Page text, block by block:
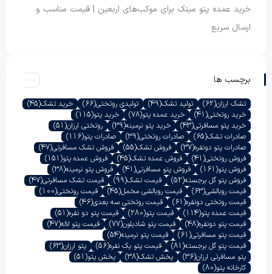
خرید عمده پتو مینک برای موکب‌های اربعین | قیمت مناسب و
ارسال سریع
برچسب ها
تشک ارزان(62) تولید تشک(49) تولیدی روتختی(66) خرید تشک(45)
خرید روتختی(41) خرید عمده پتو(78) خرید پتو(115)
خرید پتو مسافرتی(43) خرید پتو نرمینه(39) روتختی ارزان(51)
صادرات تشک(65) صادرات روتختی(39) صادرات پتو(116)
صادرات پتو دونفره(37) فروش تشک(55) فروش تشک مسافرتی(47)
فروش روتختی(41) فروش عمده تشک(45) فروش عمده پتو(151)
فروش پتو(161) فروش پتو مسافرتی(41) فروش پتو نرمینه(38)
فروش پتو گل برجسته(52) قیمت تشک(99) قیمت تشک مسافرتی(47)
قیمت روبالشی(63) قیمت روبالشی مخمل(45) قیمت روتختی(100)
قیمت روتختی دونفره(61) قیمت روتختی سه بعدی(46)
قیمت عمده پتو(114) قیمت پتو(280) قیمت پتو دو نفره(51)
قیمت پتو دونفره(48) قیمت پتو شادیلون(77) قیمت پتو لاله(47)
قیمت پتو مسافرتی(61) قیمت پتو نرمینه(54)
قیمت پتو گل برجسته(81) قیمت پتو یک نفره(56) پتو ارزان(63)
پتو مسافرتی ارزان(36) پخش تشک(38) پخش پتو(51)
کارخانه پتو(80)